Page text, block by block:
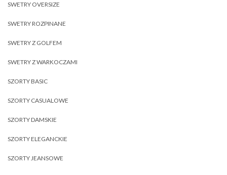
SWETRY OVERSIZE
SWETRY ROZPINANE
SWETRY Z GOLFEM
SWETRY Z WARKOCZAMI
SZORTY BASIC
SZORTY CASUALOWE
SZORTY DAMSKIE
SZORTY ELEGANCKIE
SZORTY JEANSOWE